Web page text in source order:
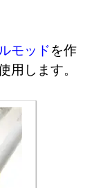
モッドを作
用します。